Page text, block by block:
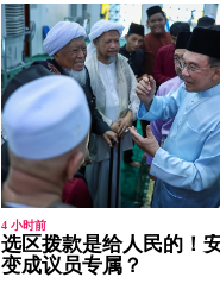
4 小时前
选区拨款是给人民的！
变成议员专属？